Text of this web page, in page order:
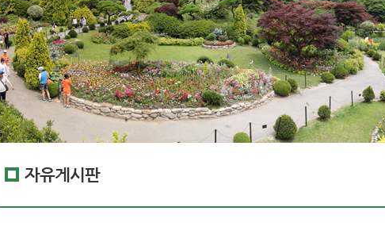
자유게시판